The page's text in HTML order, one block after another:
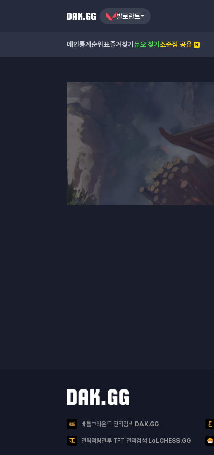
발로란트
메인통계 순위표즐겨찾기 듀오 찾기 조준점 공유
닥지지 다른 서비스
서비스 목록배틀그라운드 전적검색 DAK.GG
전략적팀전투 TFT 전적검색 LoLCHESS.GG